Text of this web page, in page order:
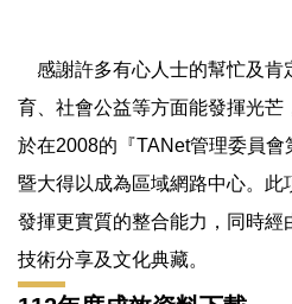
感謝許多有心人士的幫忙及肯
育、社會公益等方面能發揮光芒
於在2008的『TANet管理委員
暨大得以成為區域網路中心。
發揮更實質的整合能力，同時
技術分享及文化典藏。